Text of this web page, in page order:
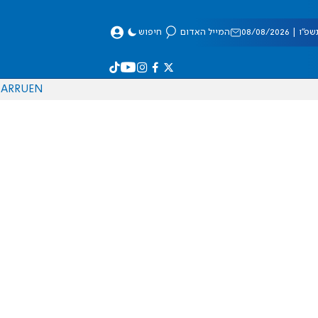
08/2026 המייל האדום חיפוש
EN
RU
AR